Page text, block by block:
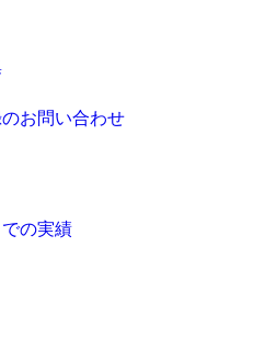
お問い合わせ
の実績